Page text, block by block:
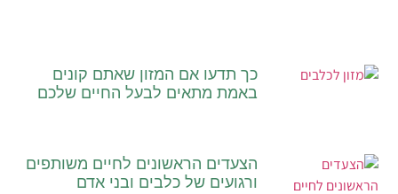
כך תדעו אם המזון שאתם קונים
באמת מתאים לבעל החיים שלכם
הצעדים הראשונים לחיים משותפים
ורגועים של כלבים ובני אדם